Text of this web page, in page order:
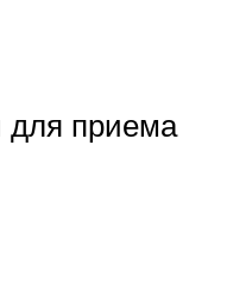
для приема